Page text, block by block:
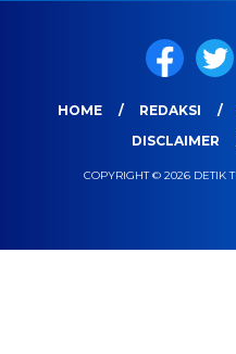
HOME REDAKSI
DISCLAIMER
COPYRIGHT © 2026 DETIK